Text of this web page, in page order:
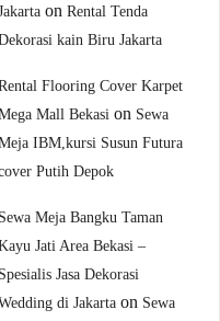
onRental Tenda
kain Biru Jakarta
Flooring Cover Karpet
Mall Bekasi on Sewa
IBM,kursi Susun Futura
Putih Depok
Sewa Meja Bangku Taman
Jati Area Bekasi –
Spesialis Jasa Dekorasi
di Jakarta on Sewa